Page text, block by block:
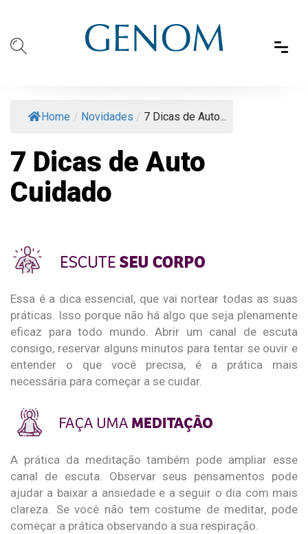
Home / Novidades / 7 Dicas de Auto...
7 Dicas de Auto
Cuidado
Essa é a dica essencial, que vai nortear todas as suas
práticas. Isso porque não há algo que seja plenamente
eficaz para todo mundo. Abrir um canal de escuta
consigo, reservar alguns minutos para tentar se ouvir e
entender o que você precisa, é a prática mais
necessária para começar a se cuidar.
A prática da meditação também pode ampliar esse
canal de escuta. Observar seus pensamentos pode
ajudar a baixar a ansiedade e a seguir o dia com mais
clareza. Se você não tem costume de meditar, pode
começar a prática observando a sua respiração.